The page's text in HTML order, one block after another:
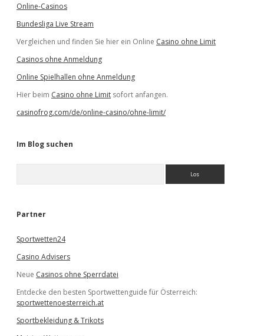
Online-Casinos
Bundesliga Live Stream
Vergleichen und finden Sie hier ein Online Casino ohne Limit
Casinos ohne Anmeldung
Online Spielhallen ohne Anmeldung
Hier beim Casino ohne Limit sofort anfangen.
casinofrog.com/de/online-casino/ohne-limit/
Im Blog suchen
e
Partner
Sportwetten24
Casino Advisers
Neue Casinos ohne Sperrdatei
Entdecke den besten Sportwettenguide für Österreich:
sportwettenoesterreich.at
Sportbekleidung & Trikots